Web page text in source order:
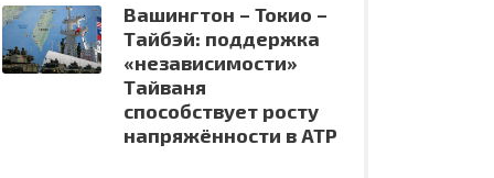
Конфликт на Украине
Вашингтон – Токио –
Тайбэй: поддержка
«независимости»
Тайваня
способствует росту
напряжённости в АТР